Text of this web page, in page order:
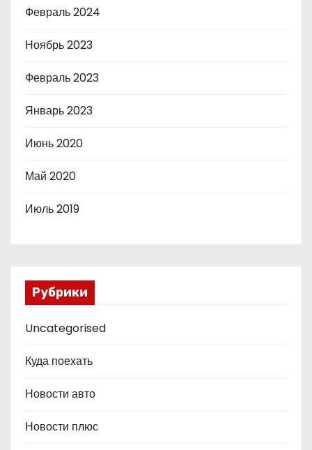
Февраль 2024
Ноябрь 2023
Февраль 2023
Январь 2023
Июнь 2020
Май 2020
Июль 2019
Рубрики
Uncategorised
Куда поехать
Новости авто
Новости плюс